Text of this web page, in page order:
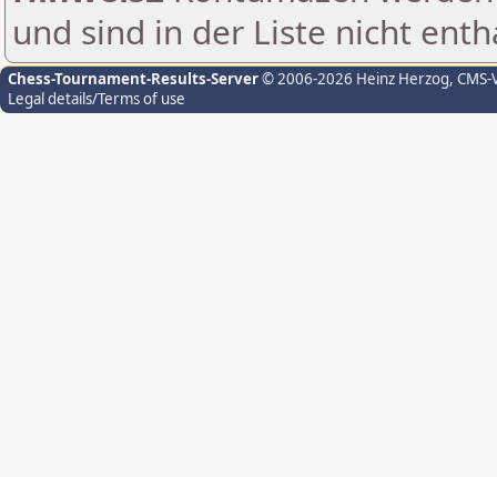
und sind in der Liste nicht
Chess-Tournament-Results-Server© 2006-2026 Heinz Herzog,
Legal details/Terms of use